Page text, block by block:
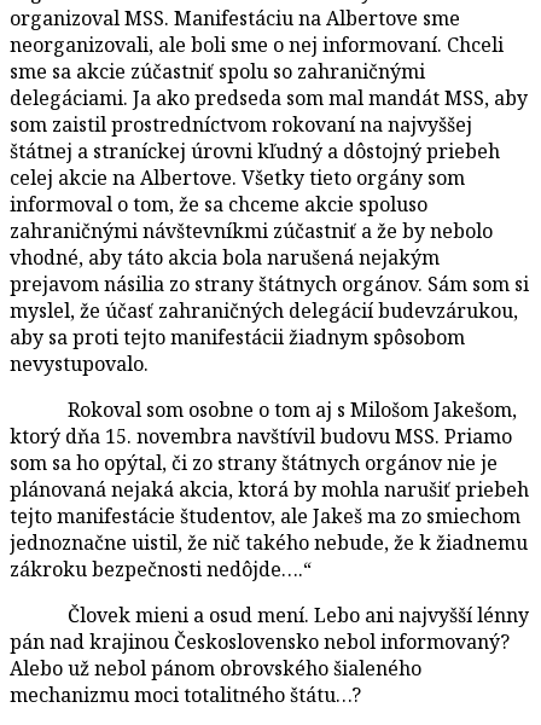
organizoval MSS. Manifestáciu na Albertove sme
neorganizovali, ale boli sme o nej informovaní. Chceli
sme sa akcie zúčastniť spolu so zahraničnými
delegáciami. Ja ako predseda som mal mandát MSS, aby
som zaistil prostredníctvom rokovaní na najvyššej
štátnej a straníckej úrovni kľudný a dôstojný priebeh
celej akcie na Albertove. Všetky tieto orgány som
informoval o tom, že sa chceme akcie spoluso
zahraničnými návštevníkmi zúčastniť a že by nebolo
vhodné, aby táto akcia bola narušená nejakým
prejavom násilia zo strany štátnych orgánov. Sám som si
myslel, že účasť zahraničných delegácií budevzárukou,
aby sa proti tejto manifestácii žiadnym spôsobom
nevystupovalo.
Rokoval som osobne o tom aj s Milošom Jakešom,
ktorý dňa 15. novembra navštívil budovu MSS. Priamo
som sa ho opýtal, či zo strany štátnych orgánov nie je
plánovaná nejaká akcia, ktorá by mohla narušiť priebeh
tejto manifestácie študentov, ale Jakeš ma zo smiechom
jednoznačne uistil, že nič takého nebude, že k žiadnemu
zákroku bezpečnosti nedôjde….“
Človek mieni a osud mení. Lebo ani najvyšší lénny
pán nad krajinou Československo nebol informovaný?
Alebo už nebol pánom obrovského šialeného
mechanizmu moci totalitného štátu…?